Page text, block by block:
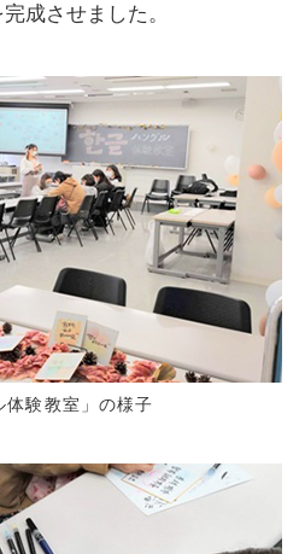
成させました。
体験教室」の様子